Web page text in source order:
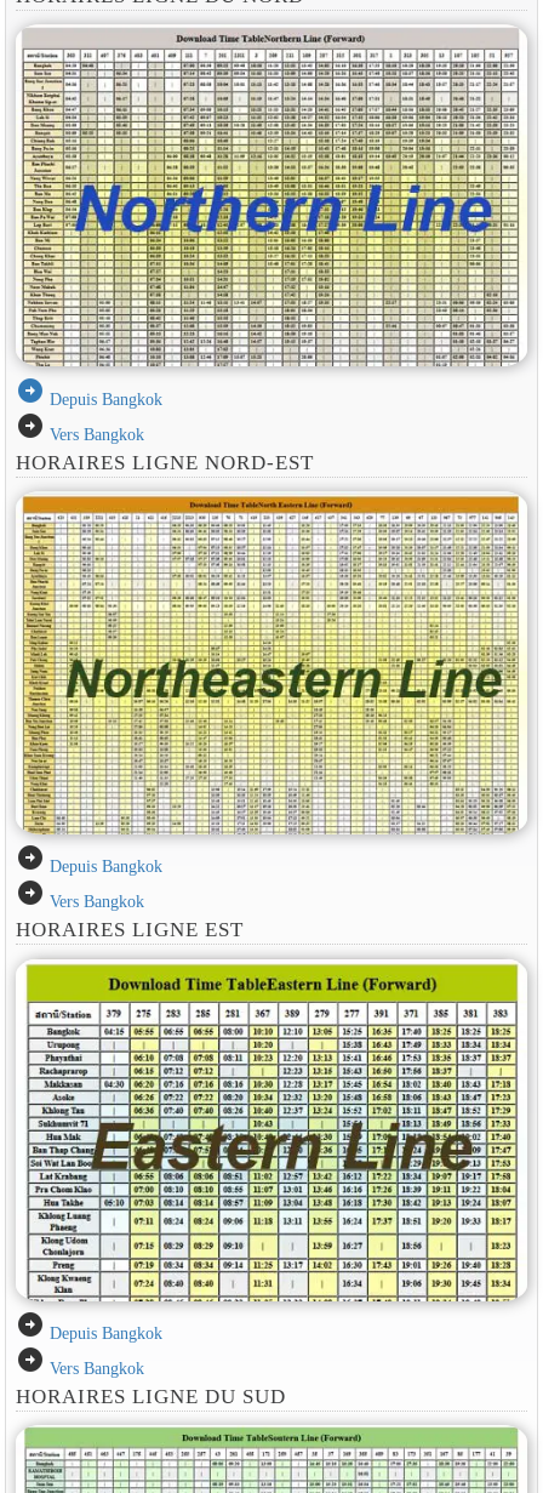
arrow_circle_right Depuis Bangkok
arrow_circle_right Vers Bangkok
HORAIRES LIGNE NORD-EST
arrow_circle_right Depuis Bangkok
arrow_circle_right Vers Bangkok
HORAIRES LIGNE EST
arrow_circle_right Depuis Bangkok
arrow_circle_right Vers Bangkok
HORAIRES LIGNE DU SUD